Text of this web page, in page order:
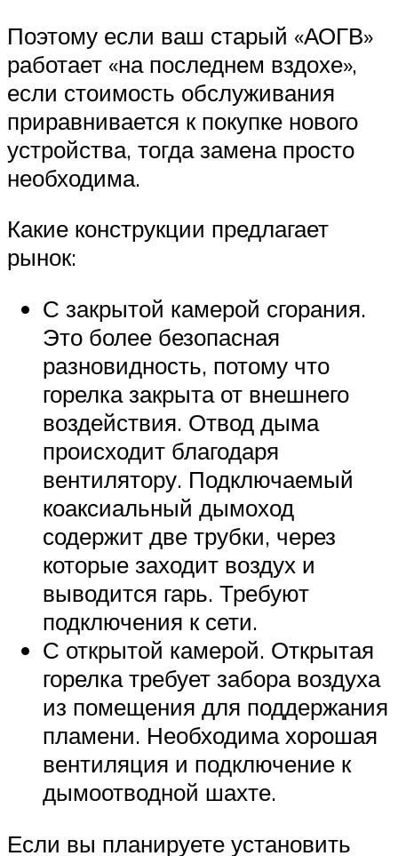
Поэтому если ваш старый «АОГВ»
работает «на последнем вздохе»,
если стоимость обслуживания
приравнивается к покупке нового
устройства, тогда замена просто
необходима.
Какие конструкции предлагает
рынок:
С закрытой камерой сгорания.
Это более безопасная
разновидность, потому что
горелка закрыта от внешнего
воздействия. Отвод дыма
происходит благодаря
вентилятору. Подключаемый
коаксиальный дымоход
содержит две трубки, через
которые заходит воздух и
выводится гарь. Требуют
подключения к сети.
С открытой камерой. Открытая
горелка требует забора воздуха
из помещения для поддержания
пламени. Необходима хорошая
вентиляция и подключение к
дымоотводной шахте.
Если вы планируете установить